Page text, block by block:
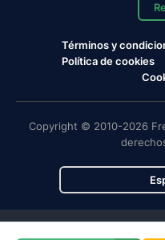
Términos y
Política de cookies
Copyright © 2010-2026